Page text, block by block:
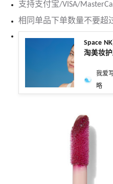
支持支付宝/VISA/
相同单品下单数量不要超
Space
淘美妆
我爱
略